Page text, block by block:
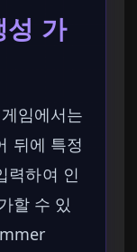
성 가
임에서는
뒤에 특정
력하여 인
할 수 있